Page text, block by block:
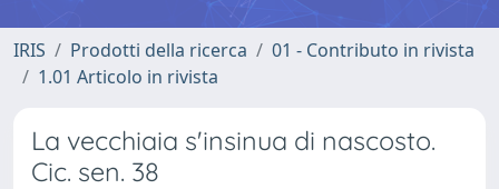
IRIS Prodotti della ricerca
01 - Contributo in rivista
1.01 Articolo in rivista
La vecchiaia s'insinua di nascosto.
Cic. sen. 38